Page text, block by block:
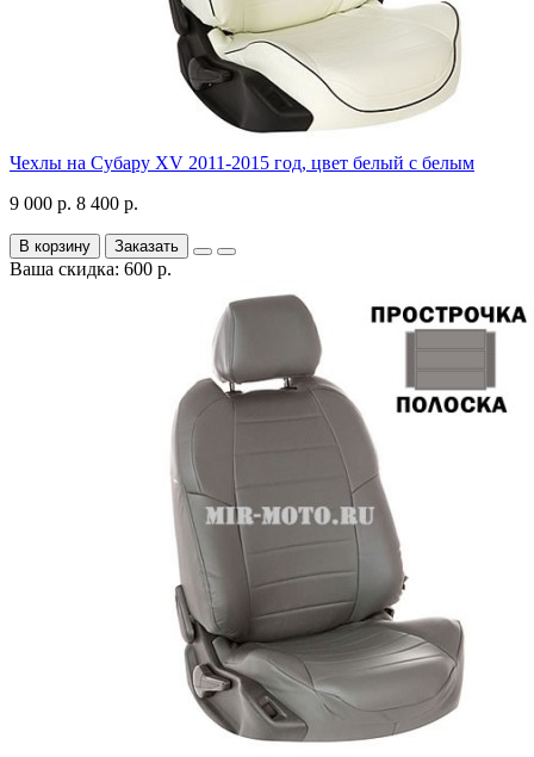
Чехлы на Субару XV 2011-2015 год, цвет белый с белым
9 000 р. 8 400 р.
В корзину Заказать
Ваша скидка: 600 р.